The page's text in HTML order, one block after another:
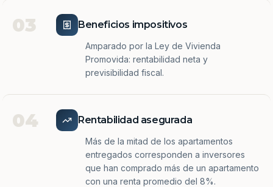
03 Beneficios impositivos
Amparado por la Ley de Vivienda
Promovida: rentabilidad neta y
previsibilidad fiscal.
04 Rentabilidad asegurada
Más de la mitad de los apartamentos
entregados corresponden a inversores
que han comprado más de un apartamento
con una renta promedio del 8%.